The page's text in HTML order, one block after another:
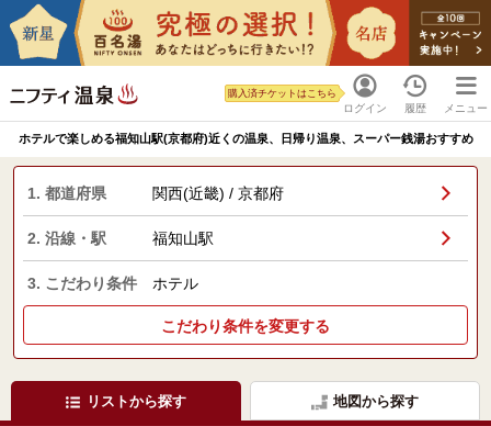
ログイン
購入済チケットはこちら
履歴 メニュー
ホテルで楽しめる福知山駅(京都府)近くの温泉、日帰り温泉、スーパー銭湯おすすめ
1. 都道府県 関西(近畿) / 京都府
2. 沿線・駅 福知山駅
3. こだわり条件 ホテル
こだわり条件を変更する
リストから探す 地図から探す